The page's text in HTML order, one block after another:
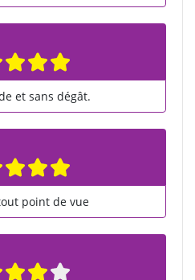
et sans dégât.
point de vue